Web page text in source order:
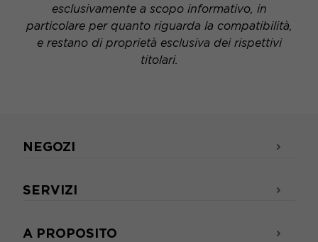
esclusivamente a scopo informativo, in
particolare per quanto riguarda la compatibilità,
e restano di proprietà esclusiva dei rispettivi
titolari.
NEGOZI
SERVIZI
A PROPOSITO